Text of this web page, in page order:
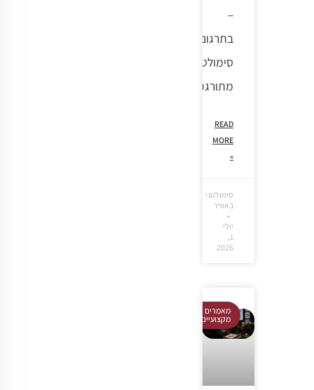
–
בתרגום
סימולטני
מתורגמן
READ
MORE
»
סימולטני
באוויר
יולי
1,
2026
מאמרים
מקצועיים